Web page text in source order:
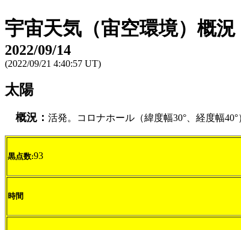
宇宙天気（宙空環境）概況
2022/09/14
(2022/09/21 4:40:57 UT)
太陽
概況： 活発。コロナホール（緯度幅30°、経度幅
黒点数:93
時間